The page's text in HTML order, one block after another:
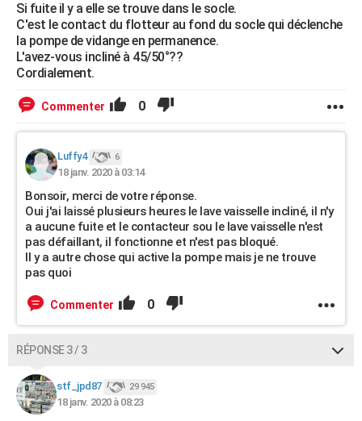
Si fuite il y a elle se trouve dans le socle.
C'est le contact du flotteur au fond du socle qui déclenche
la pompe de vidange en permanence.
L'avez-vous incliné à 45/50°??
Cordialement.
Commenter 0
Luffy4 6
18 janv. 2020 à 03:14
Bonsoir, merci de votre réponse.
Oui j'ai laissé plusieurs heures le lave vaisselle incliné, il n'y
a aucune fuite et le contacteur sou le lave vaisselle n'est
pas défaillant, il fonctionne et n'est pas bloqué.
Il y a autre chose qui active la pompe mais je ne trouve
pas quoi
Commenter 0
RÉPONSE 3 / 3
stf_jpd87 29 945
18 janv. 2020 à 08:23